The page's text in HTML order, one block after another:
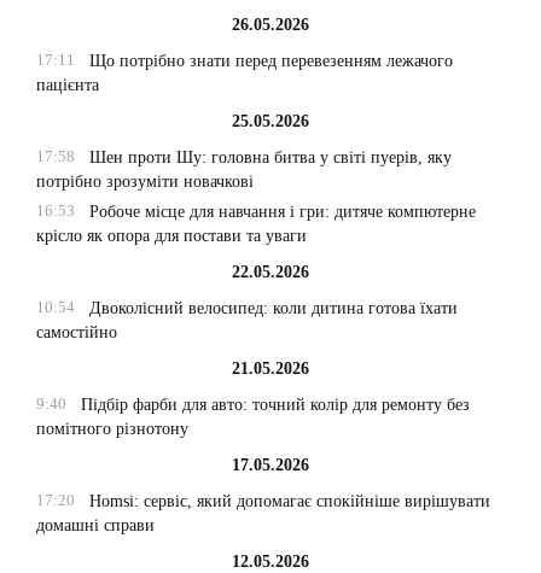
26.05.2026
17:11
Що потрібно знати перед перевезенням лежачого
пацієнта
25.05.2026
17:58
Шен проти Шу: головна битва у світі пуерів, яку
потрібно зрозуміти новачкові
16:53
Робоче місце для навчання і гри: дитяче компютерне
крісло як опора для постави та уваги
22.05.2026
10:54
Двоколісний велосипед: коли дитина готова їхати
самостійно
21.05.2026
9:40
Підбір фарби для авто: точний колір для ремонту без
помітного різнотону
17.05.2026
17:20
Homsi: сервіс, який допомагає спокійніше вирішувати
домашні справи
12.05.2026